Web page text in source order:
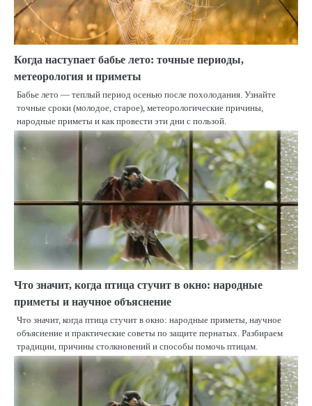
Когда наступает бабье лето: точные периоды,
метеорология и приметы
Бабье лето — теплый период осенью после похолодания. Узнайте
точные сроки (молодое, старое), метеорологические причины,
народные приметы и как провести эти дни с пользой.
Что значит, когда птица стучит в окно: народные
приметы и научное объяснение
Что значит, когда птица стучит в окно: народные приметы, научное
объяснение и практические советы по защите пернатых. Разбираем
традиции, причины столкновений и способы помочь птицам.